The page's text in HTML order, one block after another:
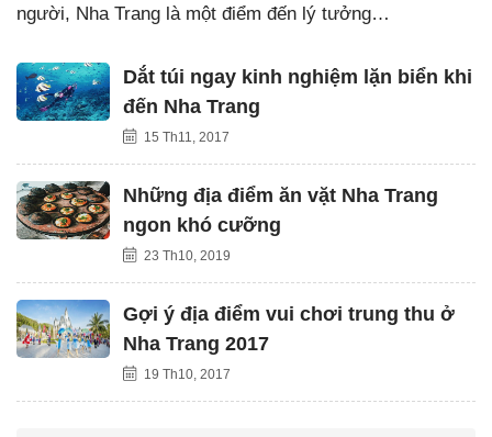
người, Nha Trang là một điểm đến lý tưởng…
Dắt túi ngay kinh nghiệm lặn biển khi
đến Nha Trang
15 Th11, 2017
Những địa điểm ăn vặt Nha Trang
ngon khó cưỡng
23 Th10, 2019
Gợi ý địa điểm vui chơi trung thu ở
Nha Trang 2017
19 Th10, 2017